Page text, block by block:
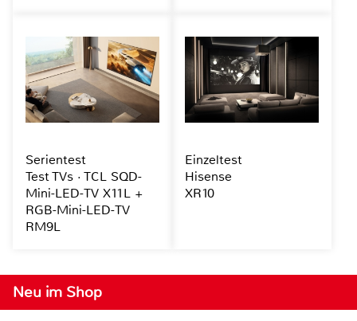
Neu im Shop
Serientest
Test TVs · TCL SQD-
Mini-LED-TV X11L +
RGB-Mini-LED-TV
RM9L
Einzeltest
Hisense
XR10